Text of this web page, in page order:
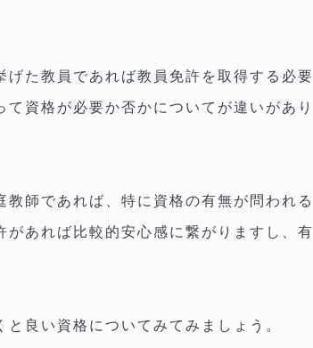
た教員であれば教員免許を取得する必要
資格が必要か否かについてが違いがあり
師であれば、特に資格の有無が問われる
あれば比較的安心感に繋がりますし、有
良い資格についてみてみましょう。